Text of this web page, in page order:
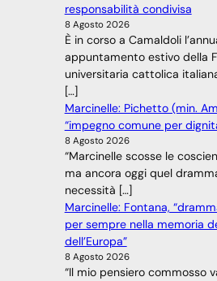
responsabilità condivisa
8 Agosto 2026
È in corso a Camaldoli
appuntamento estivo della
universitaria cattolica
[…]
Marcinelle: Pichetto (min.
“impegno comune per
8 Agosto 2026
“Marcinelle scosse le
ma ancora oggi quel
necessità […]
Marcinelle: Fontana,
per sempre nella memoria
dell’Europa”
8 Agosto 2026
“Il mio pensiero commosso